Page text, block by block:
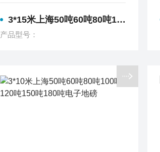
3*15米上海50吨60吨80吨100吨120吨150吨180吨电子地磅
产品型号：